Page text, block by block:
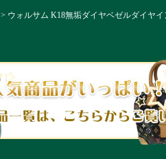
> ウォルサム K18無垢ダイヤベゼルダイヤ